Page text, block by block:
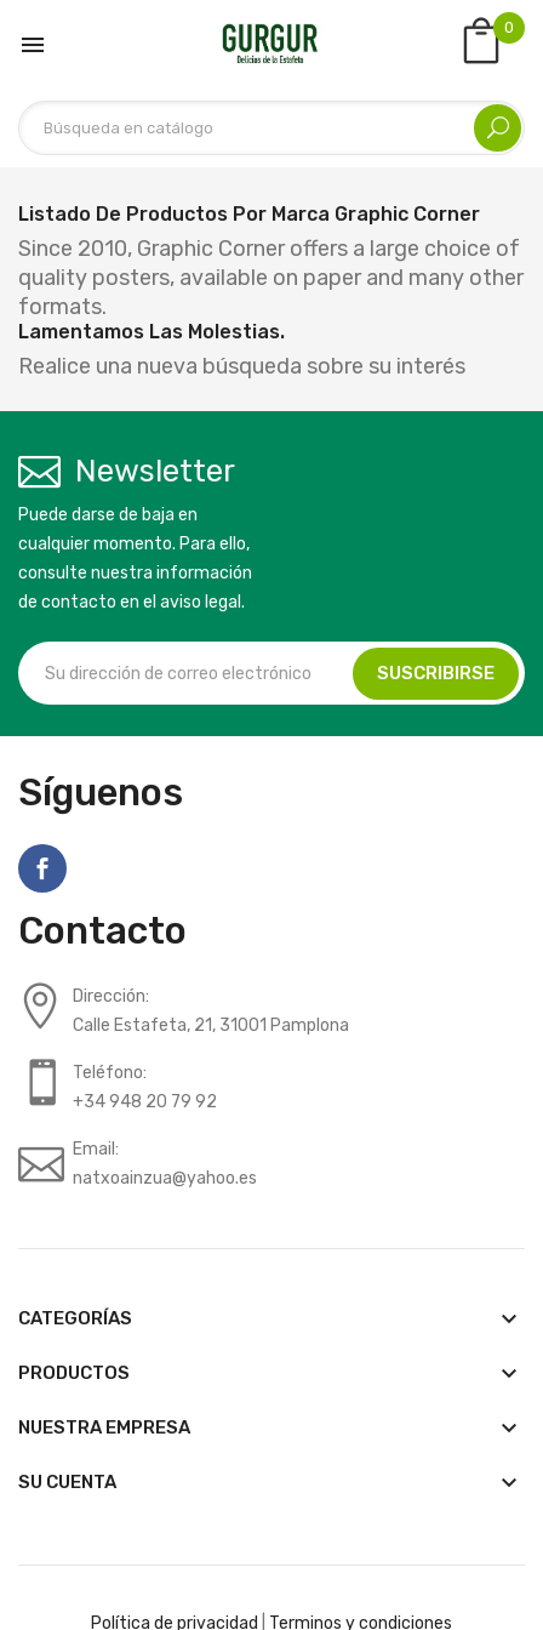

0
Listado De Productos Por Marca Graphic Corner
Since 2010, Graphic Corner offers a large choice of
quality posters, available on paper and many other
formats.
Lamentamos Las Molestias.
Realice una nueva búsqueda sobre su interés
Newsletter
Puede darse de baja en
cualquier momento. Para ello,
consulte nuestra información
de contacto en el aviso legal.
Síguenos
Contacto
Dirección:
Calle Estafeta, 21, 31001 Pamplona
Teléfono:
+34 948 20 79 92
Email:
natxoainzua@yahoo.es
CATEGORÍAS keyboard_arrow_down
PRODUCTOS keyboard_arrow_down
NUESTRA EMPRESA keyboard_arrow_down
SU CUENTA 
Política de privacidad Terminos y condiciones